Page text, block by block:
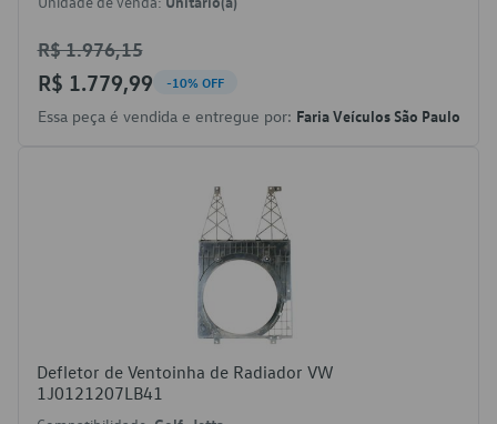
R$ 1.976,15
R$ 1.779,99 -10% OFF
Essa peça é vendida e entregue por: Faria Veículos São Paulo
Defletor de Ventoinha de Radiador VW
1J0121207LB41